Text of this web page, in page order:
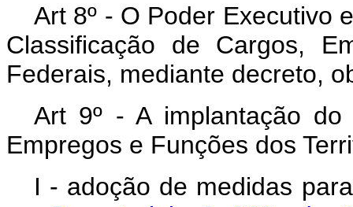
Art 8º - O Poder Executivo
Classificação de Cargos,
Federais, mediante decreto,
Art 9º - A implantação
Empregos e Funções dos
I - adoção de medidas